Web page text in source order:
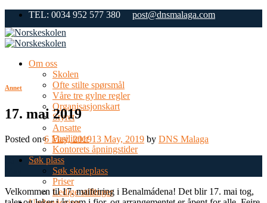
Skip
content
TEL: 0034 952 577 380 post@dnsmalaga.com
Om oss
Skolen
Ofte stilte spørsmål
Våre tre gylne regler
Organisasjonskart
Styret
Ansatte
Fasiliteter
Kontorets åpningstider
Søk plass
Søk skoleplass
Priser
Ledige stillinger
Annet
17. mai 2019
Posted on6 May, 201913 May, 2019 by DNS Malaga
Velkommen til 17. maifeiring i Benalmádena! Det blir 17. mai tog,